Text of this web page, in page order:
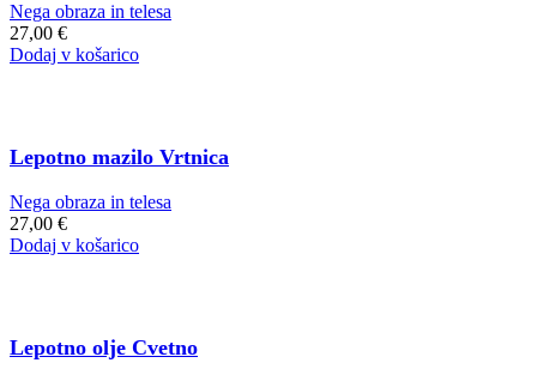
Nega obraza in telesa
27,00 €
Dodaj v košarico
Lepotno mazilo Vrtnica
Nega obraza in telesa
27,00 €
Dodaj v košarico
Lepotno olje Cvetno